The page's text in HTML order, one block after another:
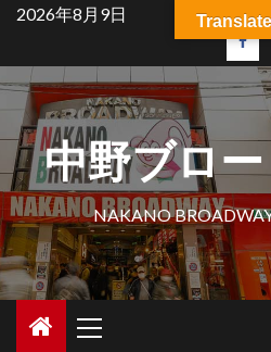
Skip
content
2026年8月9日
中野ブロ
NAKANO
Menu